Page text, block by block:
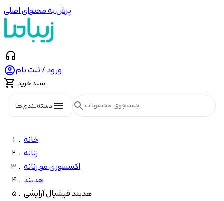
پرش به محتوای اصلی
headphones
ورود / ثبت نام
 سبد خرید
menuدسته‌بندی‌ها search
خانه
زنانه
اکسسوری مو زنانه
هدبند
هدبند فیشیال آرایشی